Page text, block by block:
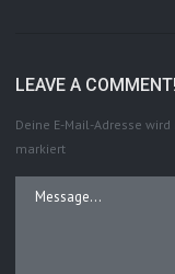
LEAVE A COMMENT!
Deine E-Mail-Adresse
markiert